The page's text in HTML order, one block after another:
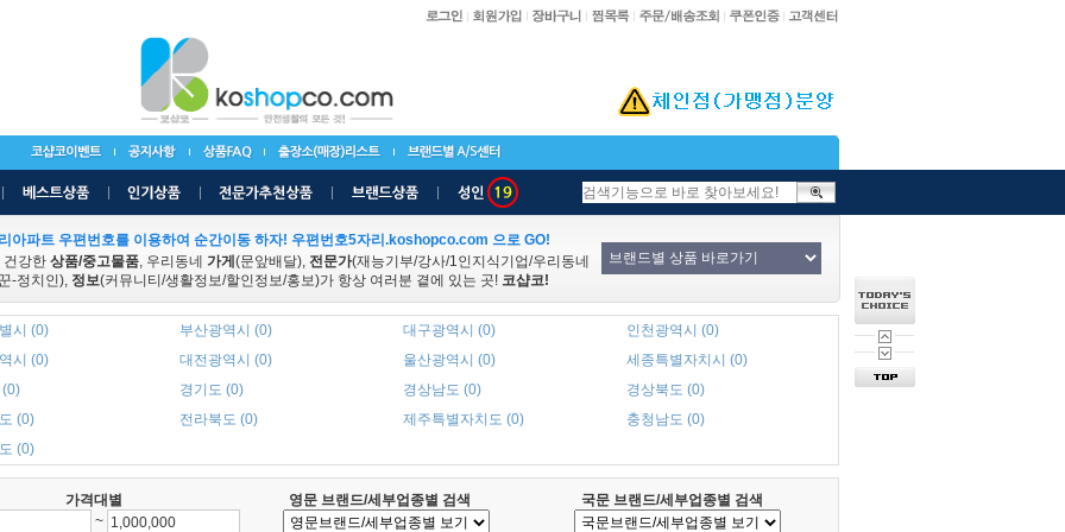
아파트 우편번호를 이용하여 순간이동 하자! 우편번호5자리.koshopco.com 으로 GO!
건강한 상품/중고물품, 우리동네 가게 (문앞배달), 전문가(재능기부/강사/1인지식기업/우리동네
-정치인), 정보(커뮤니티/생활정보/할인정보/홍보)가 항상 여러분 곁에 있는 곳! 코샵코!
시 (0) 부산광역시 (0) 대구광역시 (0)
인천광역시 (0)
시 (0)
대전광역시 (0) 울산광역시 (0)
세종특별자치시 (0)
(0)
경기도 (0) 경상남도 (0)
경상북도 (0)
(0)
전라북도 (0) 제주특별자치도 (0)
충청남도 (0)
(0)
가격대별 영문 브랜드/세부업종별 검색
국문 브랜드/세부업종별 검색
~